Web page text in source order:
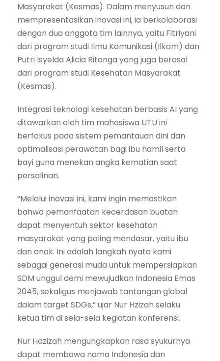
Masyarakat (Kesmas). Dalam menyusun dan
mempresentasikan inovasi ini, ia berkolaborasi
dengan dua anggota tim lainnya, yaitu Fitriyani
dari program studi Ilmu Komunikasi (Ilkom) dan
Putri Isyelda Alicia Ritonga yang juga berasal
dari program studi Kesehatan Masyarakat
(Kesmas).
Integrasi teknologi kesehatan berbasis AI yang
ditawarkan oleh tim mahasiswa UTU ini
berfokus pada sistem pemantauan dini dan
optimalisasi perawatan bagi ibu hamil serta
bayi guna menekan angka kematian saat
persalinan.
“Melalui inovasi ini, kami ingin memastikan
bahwa pemanfaatan kecerdasan buatan
dapat menyentuh sektor kesehatan
masyarakat yang paling mendasar, yaitu ibu
dan anak. Ini adalah langkah nyata kami
sebagai generasi muda untuk mempersiapkan
SDM unggul demi mewujudkan Indonesia Emas
2045, sekaligus menjawab tantangan global
dalam target SDGs,” ujar Nur Hzizah selaku
ketua tim di sela-sela kegiatan konferensi.
Nur Hazizah mengungkapkan rasa syukurnya
dapat membawa nama Indonesia dan